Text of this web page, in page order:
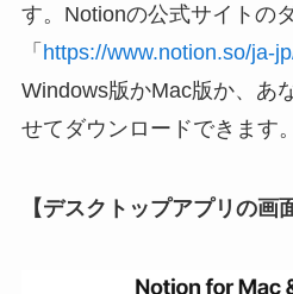
す。Notionの公式サイトの
「 https://www.notion.so/ja-
Windows版かMac版か、あ
せてダウンロードできます。
【デスクトップアプリの画